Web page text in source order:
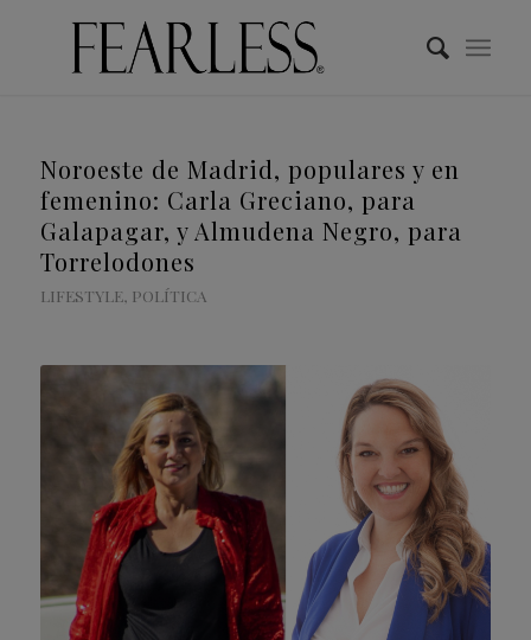
Noroeste de Madrid, populares y en
femenino: Carla Greciano, para
Galapagar, y Almudena Negro, para
Torrelodones
LIFESTYLE, POLÍTICA